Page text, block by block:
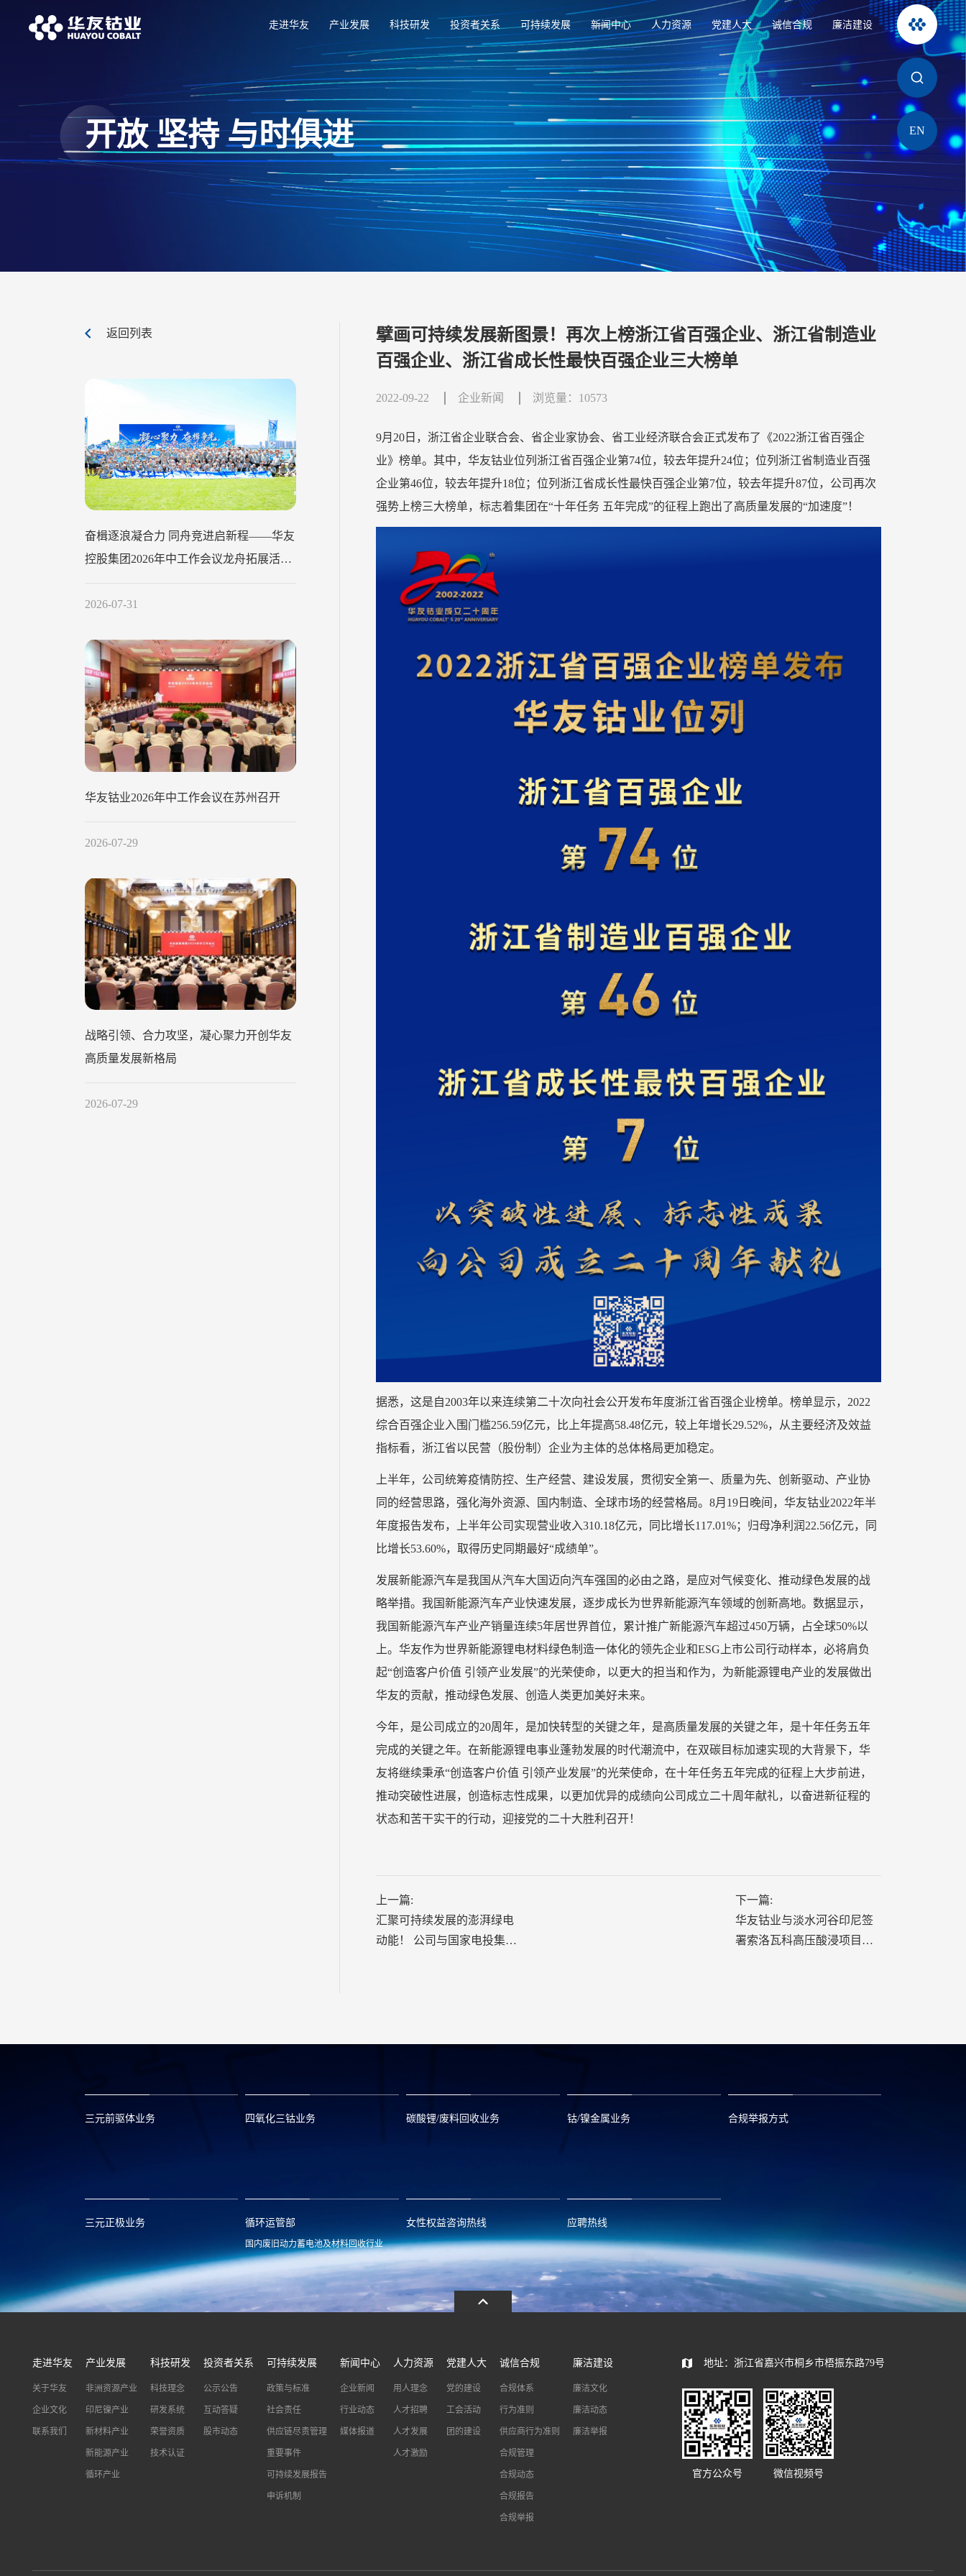
走进华友 产业发展 科技研发 投资者关系 可持续发展 新闻中心 人力资源 党建人大 诚信合规 廉洁建设
EN
开放 坚持 与时俱进
返回列表
奋楫逐浪凝合力 同舟竞进启新程——华友
控股集团2026年中工作会议龙舟拓展活动
2026-07-31
华友钴业2026年中工作会议在苏州召开
2026-07-29
战略引领、合力攻坚，凝心聚力开创华友
高质量发展新格局
2026-07-29
擘画可持续发展新图景！再次上榜浙江省百强企业、浙江省制造业
百强企业、浙江省成长性最快百强企业三大榜单
2022-09-22 企业新闻 浏览量：10573
9月20日，浙江省企业联合会、省企业家协会、省工业经济联合会正式发布了《2022浙江省百强企
业》榜单。其中，华友钴业位列浙江省百强企业第74位，较去年提升24位；位列浙江省制造业百强
企业第46位，较去年提升18位；位列浙江省成长性最快百强企业第7位，较去年提升87位，公司再次
强势上榜三大榜单，标志着集团在“十年任务 五年完成”的征程上跑出了高质量发展的“加速度”！
据悉，这是自2003年以来连续第二十次向社会公开发布年度浙江省百强企业榜单。榜单显示，2022
综合百强企业入围门槛256.59亿元，比上年提高58.48亿元，较上年增长29.52%，从主要经济及效益
指标看，浙江省以民营（股份制）企业为主体的总体格局更加稳定。
上半年，公司统筹疫情防控、生产经营、建设发展，贯彻安全第一、质量为先、创新驱动、产业协
同的经营思路，强化海外资源、国内制造、全球市场的经营格局。8月19日晚间，华友钴业2022年半
年度报告发布，上半年公司实现营业收入310.18亿元，同比增长117.01%；归母净利润22.56亿元，同
比增长53.60%，取得历史同期最好“成绩单”。
发展新能源汽车是我国从汽车大国迈向汽车强国的必由之路，是应对气候变化、推动绿色发展的战
略举措。我国新能源汽车产业快速发展，逐步成长为世界新能源汽车领域的创新高地。数据显示，
我国新能源汽车产业产销量连续5年居世界首位，累计推广新能源汽车超过450万辆，占全球50%以
上。华友作为世界新能源锂电材料绿色制造一体化的领先企业和ESG上市公司行动样本，必将肩负
起“创造客户价值 引领产业发展”的光荣使命，以更大的担当和作为，为新能源锂电产业的发展做出
华友的贡献，推动绿色发展、创造人类更加美好未来。
今年，是公司成立的20周年，是加快转型的关键之年，是高质量发展的关键之年，是十年任务五年
完成的关键之年。在新能源锂电事业蓬勃发展的时代潮流中，在双碳目标加速实现的大背景下，华
友将继续秉承“创造客户价值 引领产业发展”的光荣使命，在十年任务五年完成的征程上大步前进，
推动突破性进展，创造标志性成果，以更加优异的成绩向公司成立二十周年献礼，以奋进新征程的
状态和苦干实干的行动，迎接党的二十大胜利召开！
上一篇:
汇聚可持续发展的澎湃绿电
动能！ 公司与国家电投集
下一篇:
华友钴业与淡水河谷印尼签
署索洛瓦科高压酸浸项目框
三元前驱体业务 四氧化三钴业务 碳酸锂/废料回收业务 钴/镍金属业务 合规举报方式
三元正极业务 循环运管部
国内废旧动力蓄电池及材料回收行业
hyxh@huayou.com
女性权益咨询热线
13486326037
应聘热线
0086-0573-88585392
走进华友
关于华友
企业文化
联系我们
产业发展
非洲资源产业
印尼镍产业
新材料产业
新能源产业
循环产业
科技研发
科技理念
研发系统
荣誉资质
技术认证
投资者关系
公示公告
互动答疑
股市动态
可持续发展
政策与标准
社会责任
供应链尽责管理
重要事件
可持续发展报告
申诉机制
新闻中心
企业新闻
行业动态
媒体报道
人力资源
用人理念
人才招聘
人才发展
人才激励
党建人大
党的建设
工会活动
团的建设
诚信合规
合规体系
行为准则
供应商行为准则
合规管理
合规动态
合规报告
合规举报
廉洁建设
廉洁文化
廉洁动态
廉洁举报
地址：浙江省嘉兴市桐乡市梧振东路79号
官方公众号 微信视频号